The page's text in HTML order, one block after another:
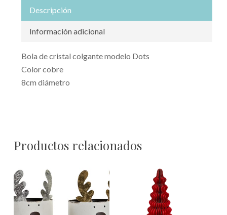
Descripción
Información adicional
Bola de cristal colgante modelo Dots
Color cobre
8cm diámetro
Productos relacionados